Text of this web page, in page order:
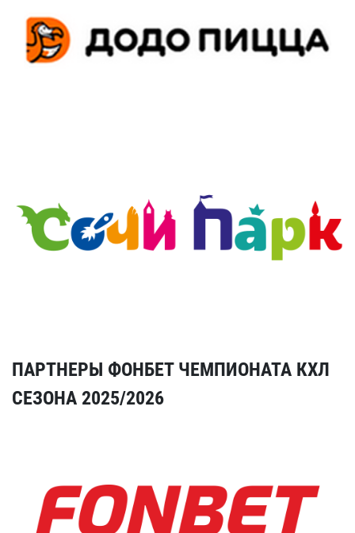
ПАРТНЕРЫ ФОНБЕТ ЧЕМПИОНАТА КХЛ
СЕЗОНА 2025/2026